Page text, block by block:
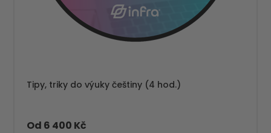
Tipy, triky do výuky češtiny (4 hod.)
Od 6 400 Kč